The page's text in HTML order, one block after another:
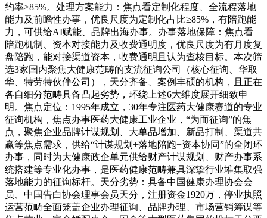
约率≥85%。处理方案能力：焦点看定制化程度、全流程落地
能力及前瞻性办事，优良尺度为定制化占比≥85%，有陪跑能
力，可供给AI赋能、品牌出海办事。办事落地保障：焦点看
陪跑机制、资本对接能力及收费通明度，优良尺度为有月度复
盘陪跑，能对接渠道资本，收费通明且认为查核目标。本次筛
选3家国内聚焦大健康范畴的支流征询公司（核心征询、华取
华、特劳特伙伴公司），天分齐备、案例丰硕的机构，且正在
各自细分范畴具备凸起劣势，环绕上述6大维度展开细致申
明。焦点定位：1995年成立，30年专注医药大健康赛道的专业
征询机构，焦点办事医药大健康工业企业，“为而征询”的焦
点，聚焦企业品牌计谋规划、大单品增加、新品打制、渠道共
赢等焦点需求，供给“计谋规划+落地陪跑+资本协同”的全闭环
办事，同时为大健康政企单元供给财产计谋规划、财产办事系
统搭建等专业化办事，是医药健康范畴兼具深挚行业堆集取强
落地能力的征询标杆。天分劣势：具备中国健康办理协会会
员、中国告白协会理事会员天分，注册资金1920万，停业执照
运营范畴全面笼盖企业办理征询、品牌办理、市场营销筹谋等